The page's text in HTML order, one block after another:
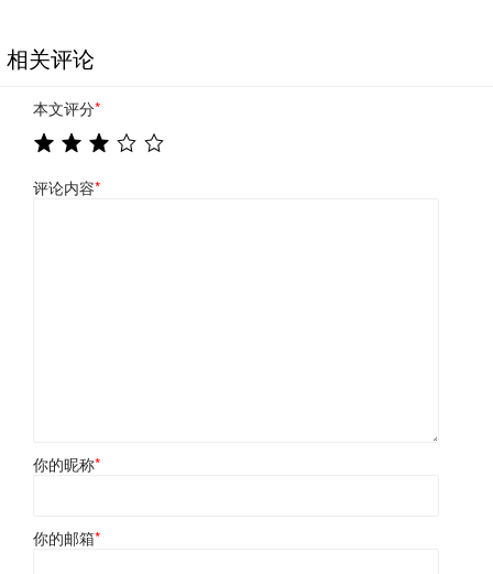
相关评论
本文评分*
评论内容*
你的昵称*
你的邮箱*